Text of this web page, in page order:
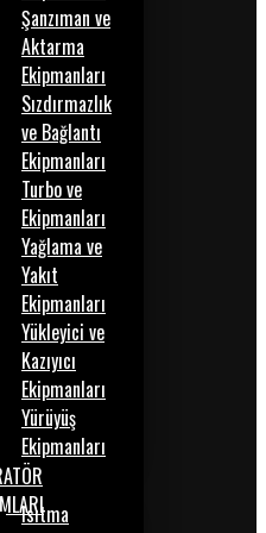
Şanzıman ve
Aktarma
Ekipmanları
Sızdırmazlık
ve Bağlantı
Ekipmanları
Turbo ve
Ekipmanları
Yağlama ve
Yakıt
Ekipmanları
Yükleyici ve
Kazıyıcı
Ekipmanları
Yürüyüş
Ekipmanları
Isıtma